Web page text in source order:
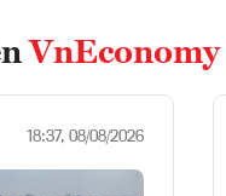
VnEconomy
18:37, 08/08/2026